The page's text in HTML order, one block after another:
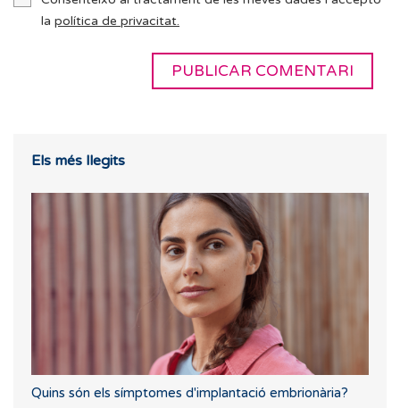
la política de privacitat.
Els més llegits
Quins són els símptomes d'implantació embrionària?